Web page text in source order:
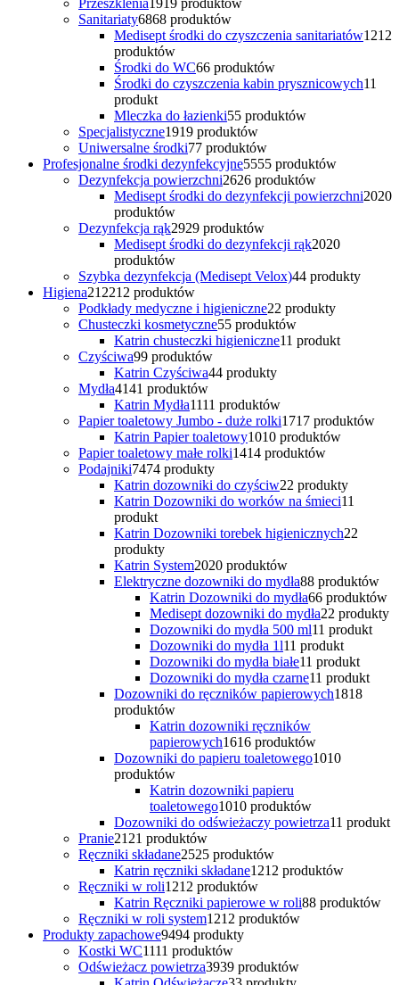
Sanitariaty6868 produktów
Medisept środki do czyszczenia sanitariatów1212
produktów
Środki do WC66 produktów
Środki do czyszczenia kabin prysznicowych11
produkt
Mleczka do łazienki55 produktów
Specjalistyczne1919 produktów
Uniwersalne środki77 produktów
Profesjonalne środki dezynfekcyjne5555 produktów
Dezynfekcja powierzchni2626 produktów
Medisept środki do dezynfekcji powierzchni2020
produktów
Dezynfekcja rąk2929 produktów
Medisept środki do dezynfekcji rąk2020
produktów
Szybka dezynfekcja (Medisept Velox)44 produkty
Higiena212212 produktów
Podkłady medyczne i higieniczne22 produkty
Chusteczki kosmetyczne55 produktów
Katrin chusteczki higieniczne11 produkt
Czyściwa99 produktów
Katrin Czyściwa44 produkty
Mydła4141 produktów
Katrin Mydła1111 produktów
Papier toaletowy Jumbo - duże rolki1717 produktów
Katrin Papier toaletowy1010 produktów
Papier toaletowy małe rolki1414 produktów
Podajniki7474 produkty
Katrin dozowniki do czyściw22 produkty
Katrin Dozowniki do worków na śmieci11
produkt
Katrin Dozowniki torebek higienicznych22
produkty
Katrin System2020 produktów
Elektryczne dozowniki do mydła88 produktów
Katrin Dozowniki do mydła66 produktów
Medisept dozowniki do mydła22 produkty
Dozowniki do mydła 500 ml11 produkt
Dozowniki do mydła 1l11 produkt
Dozowniki do mydła białe11 produkt
Dozowniki do mydła czarne11 produkt
Dozowniki do ręczników papierowych1818
produktów
Katrin dozowniki ręczników
papierowych1616 produktów
Dozowniki do papieru toaletowego1010
produktów
Katrin dozowniki papieru
toaletowego1010 produktów
Dozowniki do odświeżaczy powietrza11 produkt
Pranie21 21 produktów
Ręczniki składane2525 produktów
Katrin ręczniki składane1212 produktów
Ręczniki w roli1212 produktów
Katrin Ręczniki papierowe w roli88 produktów
Ręczniki w roli system1212 produktów
Produkty zapachowe9494 produkty
Kostki WC1111 produktów
Odświeżacz powietrza3939 produktów